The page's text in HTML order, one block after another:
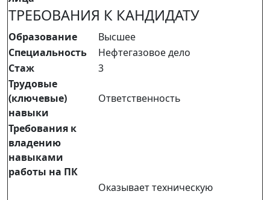
ТРЕБОВАНИЯ К КАНДИДАТУ
Образование
Высшее
Специальность
Нефтегазовое дело
Стаж
3
Трудовые
(ключевые)
навыки
Ответственность
Требования к
владению
навыками
работы на ПК
Оказывает техническую